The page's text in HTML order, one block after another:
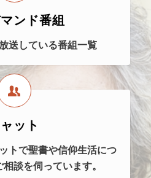
ンド番組
送している番組一覧
ット
トで聖書や信仰生活につ
談を伺っています。